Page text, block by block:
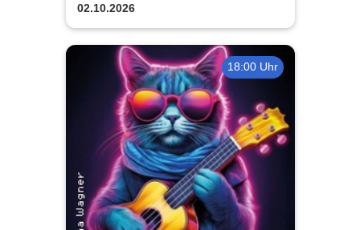
02.10.2026
18:00 Uhr